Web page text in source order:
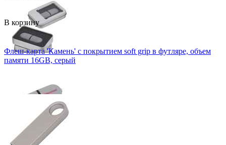
В корзину
Флеш-карта 'Камень' с покрытием soft grip в футляре, объем
памяти 16GB, серый